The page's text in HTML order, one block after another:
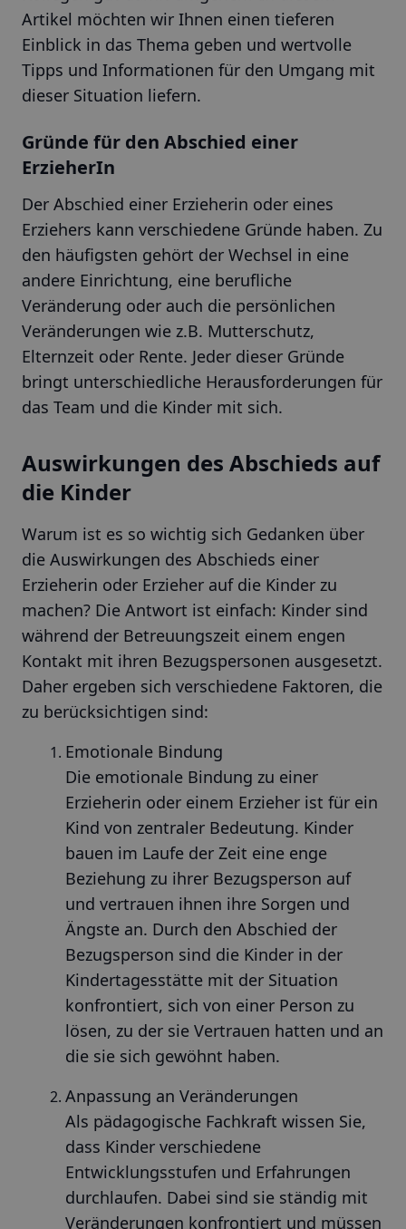
Artikel möchten wir Ihnen einen tieferen
Einblick in das Thema geben und wertvolle
Tipps und Informationen für den Umgang mit
dieser Situation liefern.
Gründe für den Abschied einer
ErzieherIn
Der Abschied einer Erzieherin oder eines
Erziehers kann verschiedene Gründe haben. Zu
den häufigsten gehört der Wechsel in eine
andere Einrichtung, eine berufliche
Veränderung oder auch die persönlichen
Veränderungen wie z.B. Mutterschutz,
Elternzeit oder Rente. Jeder dieser Gründe
bringt unterschiedliche Herausforderungen für
das Team und die Kinder mit sich.
Auswirkungen des Abschieds auf
die Kinder
Warum ist es so wichtig sich Gedanken über
die Auswirkungen des Abschieds einer
Erzieherin oder Erzieher auf die Kinder zu
machen? Die Antwort ist einfach: Kinder sind
während der Betreuungszeit einem engen
Kontakt mit ihren Bezugspersonen ausgesetzt.
Daher ergeben sich verschiedene Faktoren, die
zu berücksichtigen sind:
Emotionale Bindung
Die emotionale Bindung zu einer
Erzieherin oder einem Erzieher ist für ein
Kind von zentraler Bedeutung. Kinder
bauen im Laufe der Zeit eine enge
Beziehung zu ihrer Bezugsperson auf
und vertrauen ihnen ihre Sorgen und
Ängste an. Durch den Abschied der
Bezugsperson sind die Kinder in der
Kindertagesstätte mit der Situation
konfrontiert, sich von einer Person zu
lösen, zu der sie Vertrauen hatten und an
die sie sich gewöhnt haben.
Anpassung an Veränderungen
Als pädagogische Fachkraft wissen Sie,
dass Kinder verschiedene
Entwicklungsstufen und Erfahrungen
durchlaufen. Dabei sind sie ständig mit
Veränderungen konfrontiert und müssen